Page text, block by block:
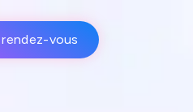
vous